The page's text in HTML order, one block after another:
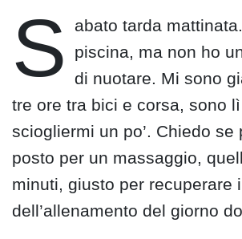
S
abato tarda
piscina, ma non ho
di nuotare. Mi sono
tre ore tra bici e corsa, sono
sciogliermi un po’. Chiedo se
posto per un massaggio,
minuti, giusto per recuperare
dell’allenamento del giorno